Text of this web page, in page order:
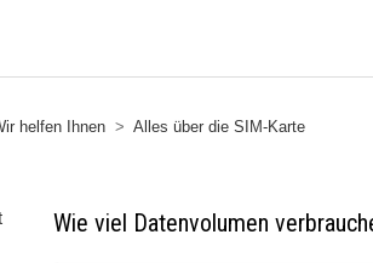
helfen Ihnen Alles über die SIM-Karte
Wie viel Datenvolumen